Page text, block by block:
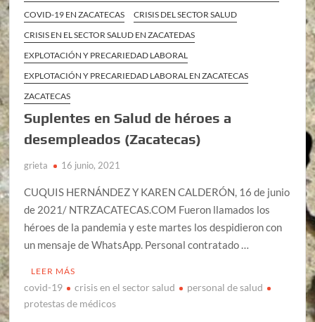
COVID-19 EN ZACATECAS
CRISIS DEL SECTOR SALUD
CRISIS EN EL SECTOR SALUD EN ZACATEDAS
EXPLOTACIÓN Y PRECARIEDAD LABORAL
EXPLOTACIÓN Y PRECARIEDAD LABORAL EN ZACATECAS
ZACATECAS
Suplentes en Salud de héroes a
desempleados (Zacatecas)
grieta 16 junio, 2021
CUQUIS HERNÁNDEZ Y KAREN CALDERÓN, 16 de junio
de 2021/ NTRZACATECAS.COM Fueron llamados los
héroes de la pandemia y este martes los despidieron con
un mensaje de WhatsApp. Personal contratado …
LEER MÁS
covid-19 crisis en el sector salud
personal de salud
protestas de médicos